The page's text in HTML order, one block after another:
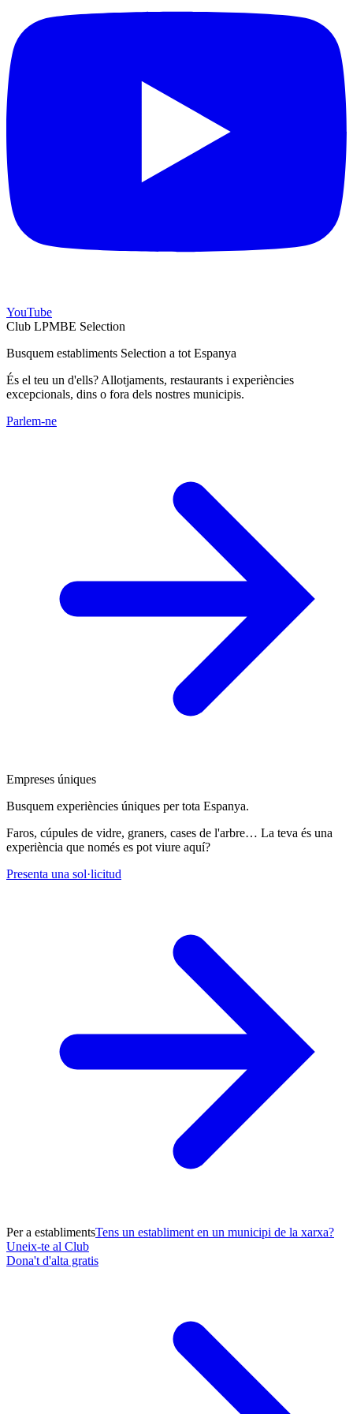
YouTube
Club LPMBE Selection
Busquem establiments Selection a tot Espanya
És el teu un d'ells? Allotjaments, restaurants i experiències
excepcionals, dins o fora dels nostres municipis.
Parlem-ne
Empreses úniques
Busquem experiències úniques per tota Espanya.
Faros, cúpules de vidre, graners, cases de l'arbre… La teva és una
experiència que només es pot viure aquí?
Presenta una sol·licitud
Per a establimentsTens un establiment en un municipi de la xarxa?
Uneix-te al Club
Dona't d'alta gratis